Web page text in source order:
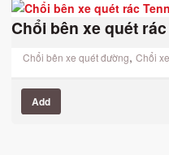
Chổi bên xe quét
Chổi bên xe quét đường, Chổi
Add